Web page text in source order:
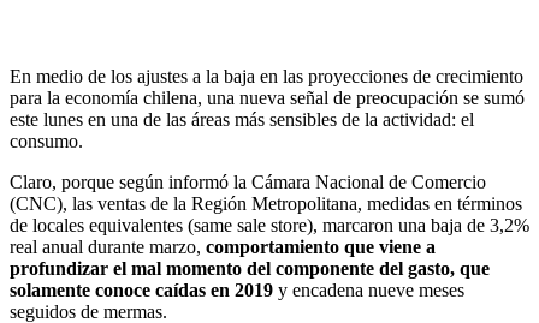
En medio de los ajustes a la baja en las proyecciones de crecimiento
para la economía chilena, una nueva señal de preocupación se sumó
este lunes en una de las áreas más sensibles de la actividad: el
consumo.
Claro, porque según informó la Cámara Nacional de Comercio
(CNC), las ventas de la Región Metropolitana, medidas en términos
de locales equivalentes (same sale store), marcaron una baja de 3,2%
real anual durante marzo, comportamiento que viene a
profundizar el mal momento del componente del gasto, que
solamente conoce caídas en 2019 y encadena nueve meses
seguidos de mermas.